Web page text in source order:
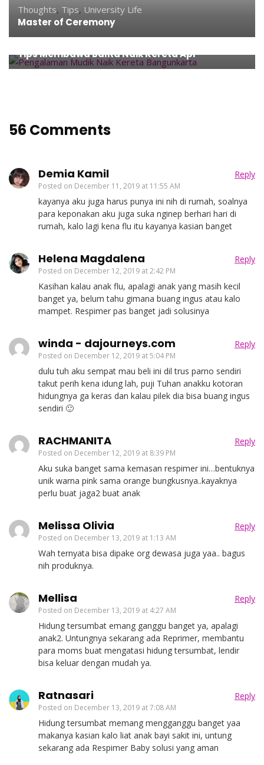
Thoughts, Tips, University Life
Master of Ceremony
Tips Membawa Balita Naik Kereta Api
56 Comments
Demia Kamil
Posted on December 11, 2019 at 11:55 AM
Reply
kayanya aku juga harus punya ini nih di rumah, soalnya
para keponakan aku juga suka nginep berhari hari di
rumah, kalo lagi kena flu itu kayanya kasian banget
Helena Magdalena
Posted on December 12, 2019 at 2:42 PM
Reply
Kasihan kalau anak flu, apalagi anak yang masih kecil
banget ya, belum tahu gimana buang ingus atau kalo
mampet. Respimer pas banget jadi solusinya
winda - dajourneys.com
Posted on December 12, 2019 at 5:04 PM
Reply
dulu tuh aku sempat mau beli ini dil trus parno sendiri
takut perih kena idung lah, puji Tuhan anakku kotoran
hidungnya ga keras dan kalau pilek dia bisa buang ingus
sendiri 🙂
RACHMANITA
Posted on December 12, 2019 at 8:39 PM
Reply
Aku suka banget sama kemasan respimer ini…bentuknya
unik warna pink sama orange bungkusnya..kayaknya
perlu buat jaga2 buat anak
Melissa Olivia
Posted on December 13, 2019 at 1:13 AM
Reply
Wah ternyata bisa dipake org dewasa juga yaa.. bagus
nih produknya.
Mellisa
Posted on December 13, 2019 at 4:27 AM
Reply
Hidung tersumbat emang ganggu banget ya, apalagi
anak2. Untungnya sekarang ada Reprimer, membantu
para moms buat mengatasi hidung tersumbat, lendir
bisa keluar dengan mudah ya.
Ratnasari
Posted on December 13, 2019 at 7:08 AM
Reply
Hidung tersumbat memang mengganggu banget yaa
makanya kasian kalo liat anak bayi sakit ini, untung
sekarang ada Respimer Baby solusi yang aman